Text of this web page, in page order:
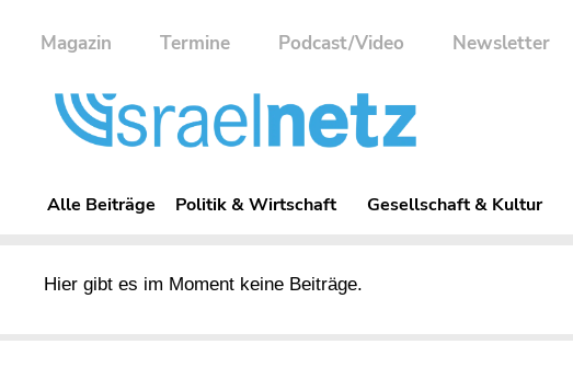
Magazin Termine Podcast/Video Newsletter
Alle Beiträge Politik & Wirtschaft Gesellschaft & Kultur
Hier gibt es im Moment keine Beiträge.